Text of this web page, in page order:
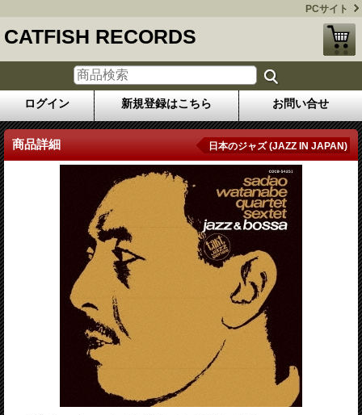
PCサイト
CATFISH RECORDS
ログイン 新規登録はこちら お問い合せ
商品詳細 日本のジャズ (JAZZ IN JAPAN)